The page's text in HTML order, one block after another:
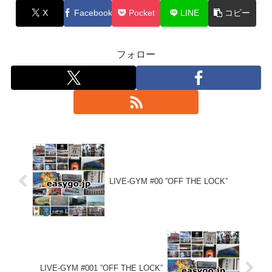
X Facebook Pocket LINE コピー
フォロー
LIVE-GYM #00 ”OFF THE LOCK”
LIVE-GYM #001 ”OFF THE LOCK”